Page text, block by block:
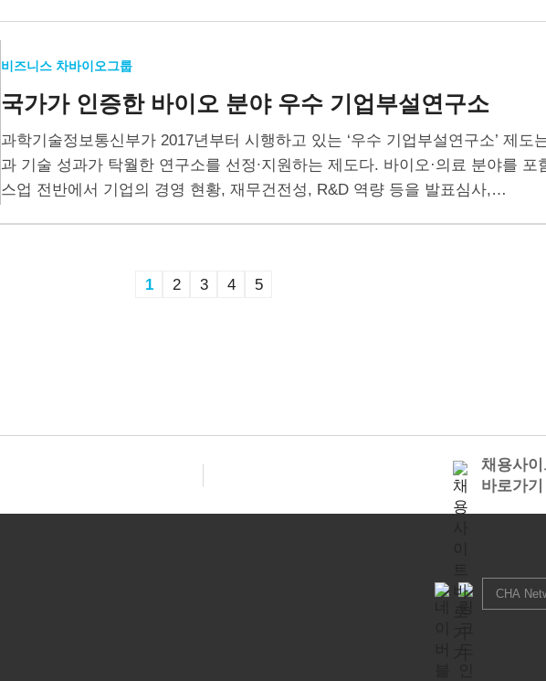
비즈니스 차바이오그룹
국가가 인증한 바이오 분야 우수 기업부설연구소
과학기술정보통신부가 2017년부터 시행하고 있는 ‘우수 기업부설연구소’ 제도
과 기술 성과가 탁월한 연구소를 선정∙지원하는 제도다. 바이오·의료 분야를 포
스업 전반에서 기업의 경영 현황, 재무건전성, R&D 역량 등을 발표심사,…
1 2 3 4 5
채용사
바로가기